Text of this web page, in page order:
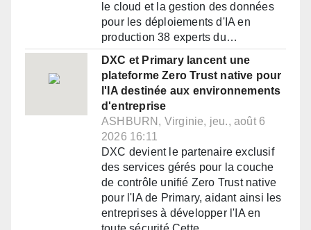
le cloud et la gestion des données
pour les déploiements d'IA en
production 38 experts du…
DXC et Primary lancent une
plateforme Zero Trust native pour
l'IA destinée aux environnements
d'entreprise
ASHBURN, Virginie, jeu., août 6
2026 16:11
DXC devient le partenaire exclusif
des services gérés pour la couche
de contrôle unifié Zero Trust native
pour l'IA de Primary, aidant ainsi les
entreprises à développer l'IA en